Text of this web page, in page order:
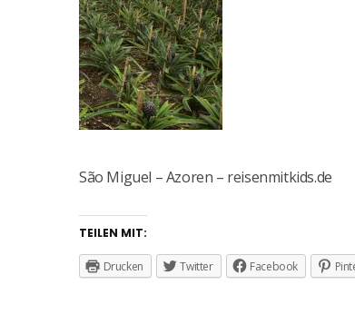
São Miguel – Azoren – reisenmitkids.de
TEILEN MIT:
Drucken Twitter Facebook